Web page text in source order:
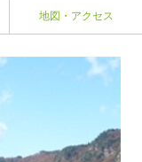
地図・アクセス